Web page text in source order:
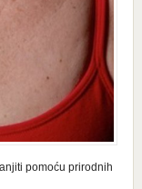
pomoću prirodnih